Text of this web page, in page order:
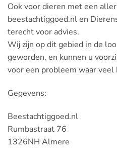
Ook voor dieren met een
beestachtiggoed.nl en
terecht voor advies.
Wij zijn op dit gebied in de
geworden, en kunnen u
voor een probleem waar
Gegevens:
Beestachtiggoed.nl
Rumbastraat 76
1326NH Almere